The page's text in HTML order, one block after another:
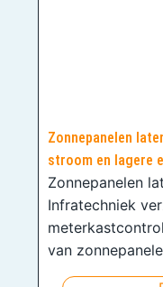
Zonnepanelen
stroom en lagere
Zonnepanelen
Infratechniek
van